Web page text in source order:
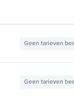
Geen tarieven
Geen tarieven